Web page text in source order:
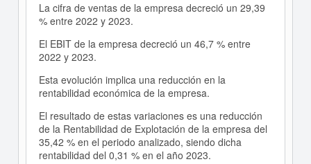
La cifra de ventas de la empresa decreció un 29,39
% entre 2022 y 2023.
El EBIT de la empresa decreció un 46,7 % entre
2022 y 2023.
Esta evolución implica una reducción en la
rentabilidad económica de la empresa.
El resultado de estas variaciones es una reducción
de la Rentabilidad de Explotación de la empresa del
35,42 % en el periodo analizado, siendo dicha
rentabilidad del 0,31 % en el año 2023.